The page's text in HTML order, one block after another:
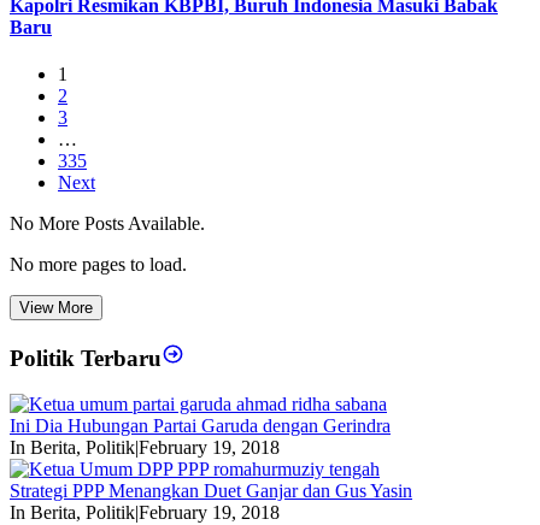
Kapolri Resmikan KBPBI, Buruh Indonesia Masuki Babak
Baru
1
2
3
…
335
Next
No More Posts Available.
No more pages to load.
View More
Politik Terbaru
Ini Dia Hubungan Partai Garuda dengan Gerindra
In Berita, Politik|February 19, 2018
Strategi PPP Menangkan Duet Ganjar dan Gus Yasin
In Berita, Politik|February 19, 2018